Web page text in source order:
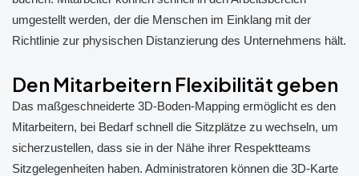
umgestellt werden, der die Menschen im Einklang mit der
Richtlinie zur physischen Distanzierung des Unternehmens hält.
Den Mitarbeitern Flexibilität geben
Das maßgeschneiderte 3D-Boden-Mapping ermöglicht es den
Mitarbeitern, bei Bedarf schnell die Sitzplätze zu wechseln, um
sicherzustellen, dass sie in der Nähe ihrer Respektteams
Sitzgelegenheiten haben. Administratoren können die 3D-Karte